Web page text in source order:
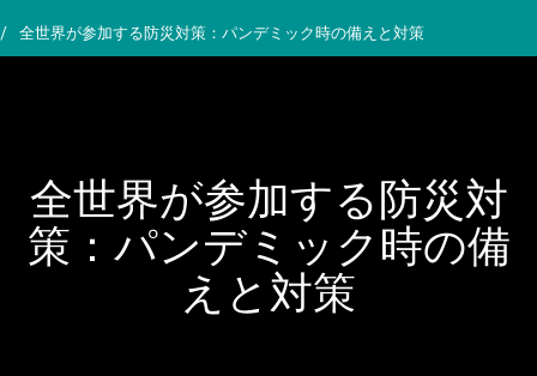
ッ
全世界が参加する防災対策：パンデミック時の備えと対策
全世界が参加する防災対
策：パンデミック時の備
えと対策